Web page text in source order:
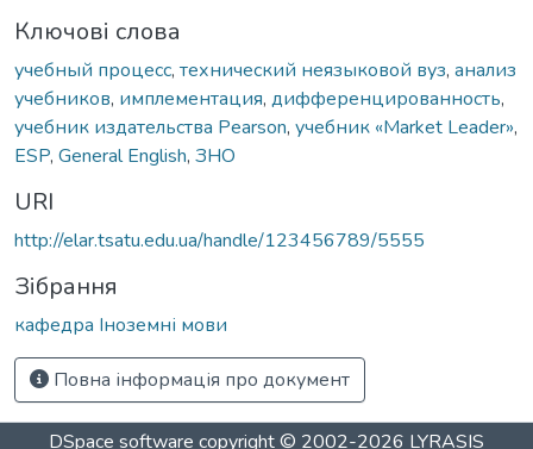
Ключові слова
учебный процесс, технический неязыковой вуз, анализ
учебников, имплементация, дифференцированность,
учебник издательства Pearson, учебник «Market Leader»,
ESP, General English, ЗНО
URI
http://elar.tsatu.edu.ua/handle/123456789/5555
Зібрання
кафедра Іноземні мови
Повна інформація про документ
DSpace software copyright © 2002-2026 LYRASIS